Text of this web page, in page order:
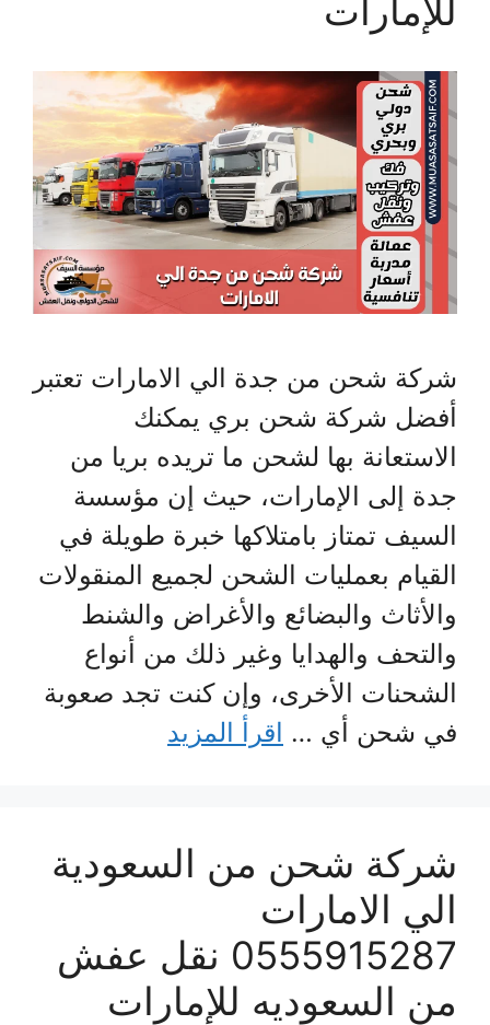
للإمارات
شركة شحن من جدة الي الامارات تعتبر
أفضل شركة شحن بري يمكنك
الاستعانة بها لشحن ما تريده بريا من
جدة إلى الإمارات، حيث إن مؤسسة
السيف تمتاز بامتلاكها خبرة طويلة في
القيام بعمليات الشحن لجميع المنقولات
والأثاث والبضائع والأغراض والشنط
والتحف والهدايا وغير ذلك من أنواع
الشحنات الأخرى، وإن كنت تجد صعوبة
في شحن أي … اقرأ المزيد
شركة شحن من السعودية
الي الامارات
0555915287 نقل عفش
من السعوديه للإمارات